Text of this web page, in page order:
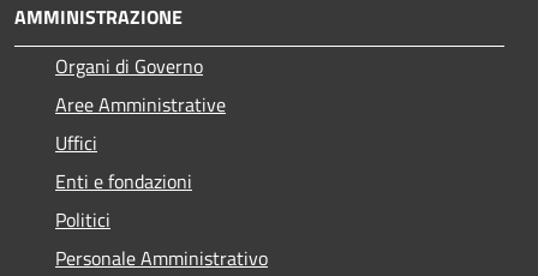
AMMINISTRAZIONE
Organi di Governo
Aree Amministrative
Uffici
Enti e fondazioni
Politici
Personale Amministrativo